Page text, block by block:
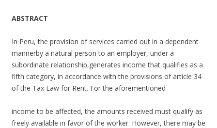
ABSTRACT
In Peru, the provision of services carried out in a dependent
mannerby a natural person to an employer, under a
subordinate relationship,generates income that qualifies as a
fifth category, in accordance with the provisions of article 34
of the Tax Law for Rent. For the aforementioned
income to be affected, the amounts received must qualify as
freely available in favor of the worker. However, there may be